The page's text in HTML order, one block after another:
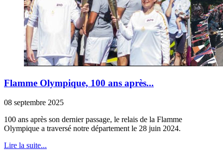
Flamme Olympique, 100 ans après...
08 septembre 2025
100 ans après son dernier passage, le relais de la Flamme
Olympique a traversé notre département le 28 juin 2024.
Lire la suite...